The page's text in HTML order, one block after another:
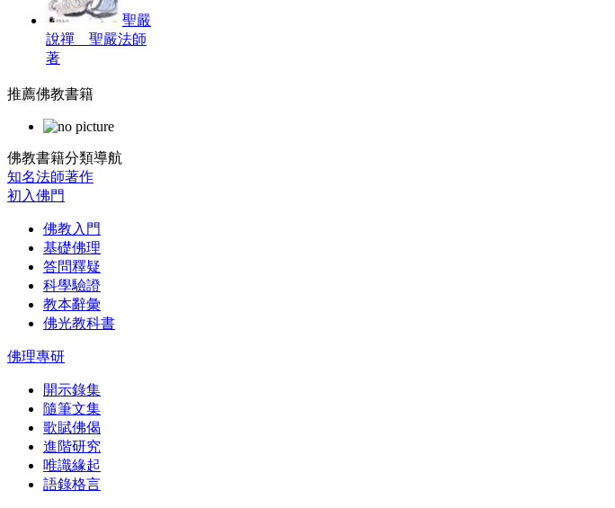
聖嚴
說禪 聖嚴法師
著
推薦佛教書籍
佛教書籍分類導航
知名法師著作
初入佛門
佛教入門
基礎佛理
答問釋疑
科學驗證
教本辭彙
佛光教科書
佛理專研
開示錄集
隨筆文集
歌賦佛偈
進階研究
唯識緣起
語錄格言